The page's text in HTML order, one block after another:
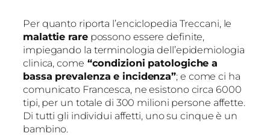
Per quanto riporta l’enciclopedia Treccani, le
malattie rarepossono essere definite,
impiegando la terminologia dell’epidemiologia
clinica, come “condizioni patologiche a
bassa prevalenza e incidenza”; e come ci ha
comunicato Francesca, ne esistono circa 6000
tipi, per un totale di 300 milioni persone affette.
Di tutti gli individui affetti, uno su cinque è un
bambino.